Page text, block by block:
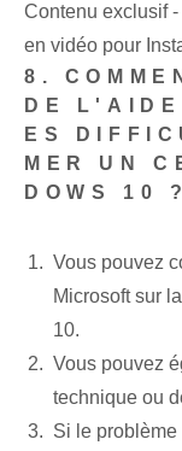
Contenu exclusif
en vidéo pour
8.
DE
ES
MER UN
DOWS 10 ?
Vous pouvez
Microsoft sur
10.
Vous pouvez
technique ou
Si le